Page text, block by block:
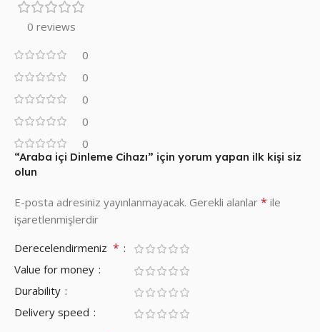
0 reviews
0
0
0
0
0
“Araba içi Dinleme Cihazı” için yorum yapan ilk kişi siz
olun
E-posta adresiniz yayınlanmayacak. Gerekli alanlar * ile
işaretlenmişlerdir
Derecelendirmeniz *
Value for money
Durability
Delivery speed